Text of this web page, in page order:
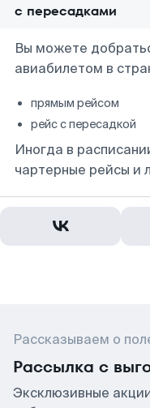
с пересадками
Вы можете
авиабилетом в
прямым рейсом
рейс с пересадкой
Иногда в
чартерные рейсы и
Рассказываем о
Рассылка с
Эксклюзивные